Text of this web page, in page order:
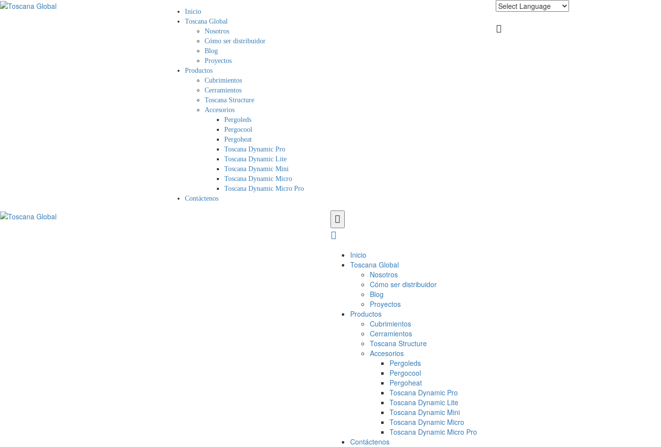
Inicio
Toscana Global
Nosotros
Cómo ser distribuidor
Blog
Proyectos
Productos
Cubrimientos
Cerramientos
Toscana Structure
Accesorios
Pergoleds
Pergocool
Pergoheat
Toscana Dynamic Pro
Toscana Dynamic Lite
Toscana Dynamic Mini
Toscana Dynamic Micro
Toscana Dynamic Micro Pro
Contáctenos
Inicio
Toscana Global
Nosotros
Cómo ser distribuidor
Blog
Proyectos
Productos
Cubrimientos
Cerramientos
Toscana Structure
Accesorios
Pergoleds
Pergocool
Pergoheat
Toscana Dynamic Pro
Toscana Dynamic Lite
Toscana Dynamic Mini
Toscana Dynamic Micro
Toscana Dynamic Micro Pro
Contáctenos